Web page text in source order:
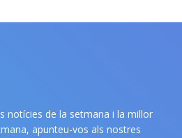
notícies de la setmana i la millor
apunteu-vos als nostres